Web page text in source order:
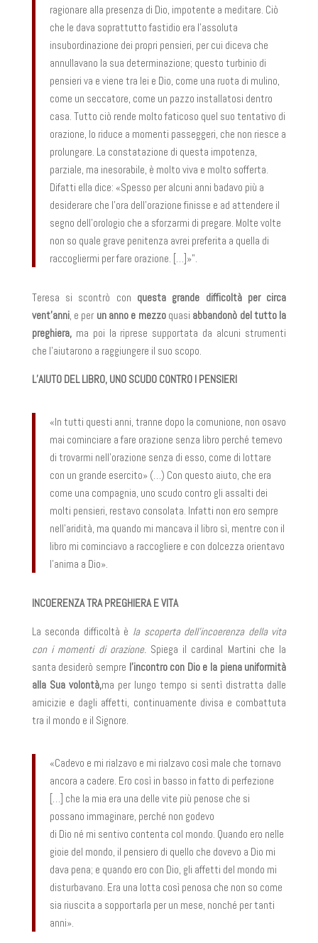
ragionare alla presenza di Dio, impotente a meditare. Ciò
che le dava soprattutto fastidio era l’assoluta
insubordinazione dei propri pensieri, per cui diceva che
annullavano la sua determinazione; questo turbinio di
pensieri va e viene tra lei e Dio, come una ruota di mulino,
come un seccatore, come un pazzo installatosi dentro
casa. Tutto ciò rende molto faticoso quel suo tentativo di
orazione, lo riduce a momenti passeggeri, che non riesce a
prolungare. La constatazione di questa impotenza,
parziale, ma inesorabile, è molto viva e molto sofferta.
Difatti ella dice: «Spesso per alcuni anni badavo più a
desiderare che l’ora dell’orazione finisse e ad attendere il
segno dell’orologio che a sforzarmi di pregare. Molte volte
non so quale grave penitenza avrei preferita a quella di
raccogliermi per fare orazione. […]»”.
Teresa si scontrò con questa grande difficoltà per circa
vent’anni, e per un anno e mezzoquasi abbandonò del tutto la
preghiera,ma poi la riprese supportata da alcuni strumenti
che l’aiutarono a raggiungere il suo scopo.
L’AIUTO DEL LIBRO, UNO SCUDO CONTRO I PENSIERI
«In tutti questi anni, tranne dopo la comunione, non osavo
mai cominciare a fare orazione senza libro perché temevo
di trovarmi nell’orazione senza di esso, come di lottare
con un grande esercito» (…) Con questo aiuto, che era
come una compagnia, uno scudo contro gli assalti dei
molti pensieri, restavo consolata. Infatti non ero sempre
nell’aridità, ma quando mi mancava il libro sì, mentre con il
libro mi cominciavo a raccogliere e con dolcezza orientavo
l’anima a Dio».
INCOERENZA TRA PREGHIERA E VITA
La seconda difficoltà è la scoperta dell’incoerenza della vita
con i momenti di orazione.Spiega il cardinal Martini che la
santa desiderò sempre l’incontro con Dio e la piena uniformità
alla Sua volontà,ma per lungo tempo si sentì distratta dalle
amicizie e dagli affetti, continuamente divisa e combattuta
tra il mondo e il Signore.
«Cadevo e mi rialzavo e mi rialzavo così male che tornavo
ancora a cadere. Ero così in basso in fatto di perfezione
[…] che la mia era una delle vite più penose che si
possano immaginare, perché non godevo
di Dio né mi sentivo contenta col mondo. Quando ero nelle
gioie del mondo, il pensiero di quello che dovevo a Dio mi
dava pena; e quando ero con Dio, gli affetti del mondo mi
disturbavano. Era una lotta così penosa che non so come
sia riuscita a sopportarla per un mese, nonché per tanti
anni».